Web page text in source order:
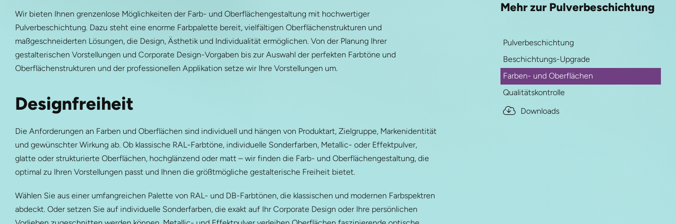
Wir bieten Ihnen grenzenlose Möglichkeiten der Farb- und Oberflächengestaltung mit hochwertiger
Pulverbeschichtung. Dazu steht eine enorme Farbpalette bereit, vielfältigen Oberflächenstrukturen und
maßgeschneiderten Lösungen, die Design, Ästhetik und Individualität ermöglichen. Von der Planung Ihrer
gestalterischen Vorstellungen und Corporate Design-Vorgaben bis zur Auswahl der perfekten Farbtöne und
Oberflächenstrukturen und der professionellen Applikation setze wir Ihre Vorstellungen um.
Designfreiheit
Die Anforderungen an Farben und Oberflächen sind individuell und hängen von Produktart, Zielgruppe, Markenidentität
und gewünschter Wirkung ab. Ob klassische RAL-Farbtöne, individuelle Sonderfarben, Metallic- oder Effektpulver,
glatte oder strukturierte Oberflächen, hochglänzend oder matt – wir finden die Farb- und Oberflächengestaltung, die
optimal zu Ihren Vorstellungen passt und Ihnen die größtmögliche gestalterische Freiheit bietet.
Wählen Sie aus einer umfangreichen Palette von RAL- und DB-Farbtönen, die klassischen und modernen Farbspektren
abdeckt. Oder setzen Sie auf individuelle Sonderfarben, die exakt auf Ihr Corporate Design oder Ihre persönlichen
Mehr zur Pulverbeschichtung
Pulverbeschichtung
Beschichtungs-Upgrade
Farben- und Oberflächen
Qualitätskontrolle
Downloads